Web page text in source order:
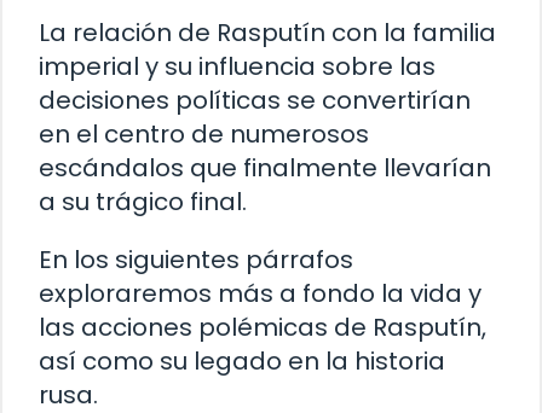
La relación de Rasputín con la familia
imperial y su influencia sobre las
decisiones políticas se convertirían
en el centro de numerosos
escándalos que finalmente llevarían
a su trágico final.
En los siguientes párrafos
exploraremos más a fondo la vida y
las acciones polémicas de Rasputín,
así como su legado en la historia
rusa.